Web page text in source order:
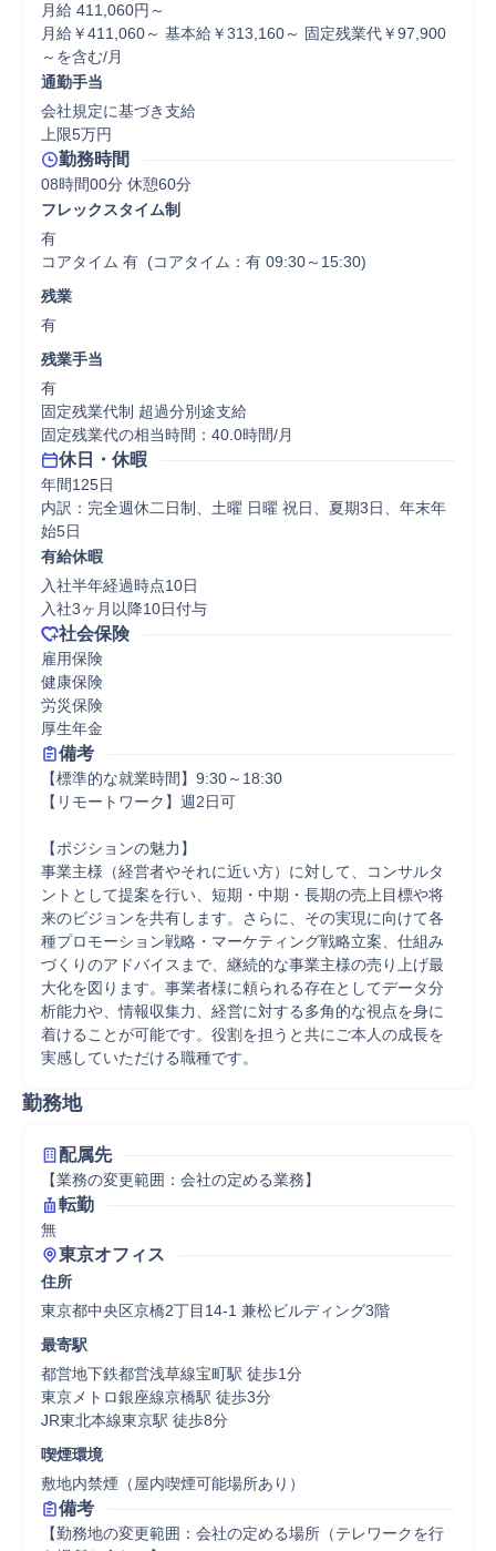
月給 411,060円～
月給￥411,060～ 基本給￥313,160～ 固定残業代￥97,900
～を含む/月
通勤手当
会社規定に基づき支給
上限5万円
勤務時間
08時間00分 休憩60分
フレックスタイム制
有
コアタイム 有  (コアタイム：有 09:30～15:30)
残業
有
残業手当
有
固定残業代制 超過分別途支給
固定残業代の相当時間：40.0時間/月
休日・休暇
年間125日
内訳：完全週休二日制、土曜 日曜 祝日、夏期3日、年末年
始5日
有給休暇
入社半年経過時点10日
入社3ヶ月以降10日付与
社会保険
雇用保険
健康保険
労災保険
厚生年金
備考
【標準的な就業時間】9:30～18:30
【リモートワーク】週2日可
【ポジションの魅力】
事業主様（経営者やそれに近い方）に対して、コンサルタ
ントとして提案を行い、短期・中期・長期の売上目標や将
来のビジョンを共有します。さらに、その実現に向けて各
種プロモーション戦略・マーケティング戦略立案、仕組み
づくりのアドバイスまで、継続的な事業主様の売り上げ最
大化を図ります。事業者様に頼られる存在としてデータ分
析能力や、情報収集力、経営に対する多角的な視点を身に
着けることが可能です。役割を担うと共にご本人の成長を
実感していただける職種です。
勤務地
配属先
【業務の変更範囲：会社の定める業務】
転勤
無
東京オフィス
住所
東京都中央区京橋2丁目14-1 兼松ビルディング3階
最寄駅
都営地下鉄都営浅草線宝町駅 徒歩1分
東京メトロ銀座線京橋駅 徒歩3分
JR東北本線東京駅 徒歩8分
喫煙環境
敷地内禁煙（屋内喫煙可能場所あり）
備考
【勤務地の変更範囲：会社の定める場所（テレワークを行